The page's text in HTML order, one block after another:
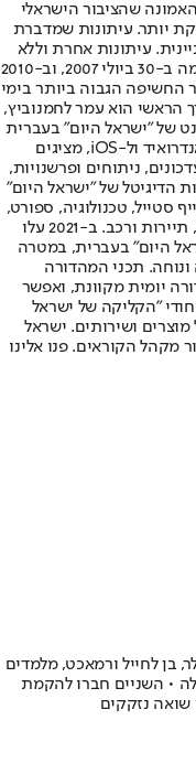
שהציבור הישראלי
יותר. עיתונות שמדברת
עיתונות אחרת וללא
תשלום. המהדורה המודפסת הראשונה פורסמה ב-30 ביולי 2007, וב-2010
החשיפה הגבוה ביותר בימי
הראשי הוא עמר לחמנוביץ,
של "ישראל היום" בעברית
ובאנגלית, כמו כן היישומונים (אפליקציות) לאנדרואיד ול-iOS, מציגים
ניתוחים ופרשנויות,
הדיגיטל של "ישראל היום"
סטייל, טכנולוגיה, ספורט,
כלכלה וצרכנות, בריאות, חיילים, אוכל, יהדות, תיירות ורכב. ב-2021 עלו
היום" בעברית, במטרה
תכני המהדורה
יומית מקוונת, ואפשר
"הקליקה של ישראל
ושירותים. ישראל
מקהל הקוראים. פנו אלינו
בן לחייל ורמאכט, מלמדים
• השניים חברו להקמת